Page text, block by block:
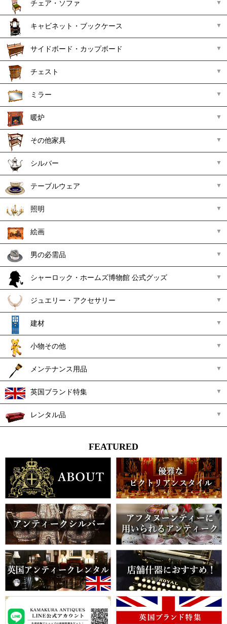
チェア・ソファ
キャビネット・ブックケース
サイドボード・カップボード
チェスト
ミラー
暖炉
その他家具
シルバー
テーブルウェア
照明
絵画
男の必需品
シャーロック・ホームズ博物館 公式グッズ
ジュエリー・アクセサリー
建材
小物その他
メンテナンス用品
英国ブランド特集
レンタル品
FEATURED